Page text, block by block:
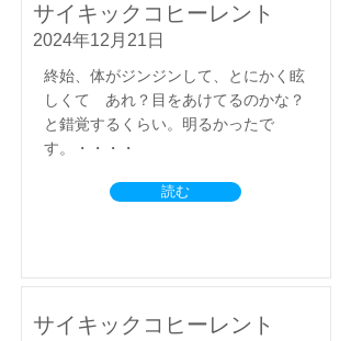
サイキックコヒーレント
2024年12月21日
終始、体がジンジンして、とにかく眩
しくて あれ？目をあけてるのかな？
と錯覚するくらい。明るかったで
す。・・・・
読む
サイキックコヒーレント